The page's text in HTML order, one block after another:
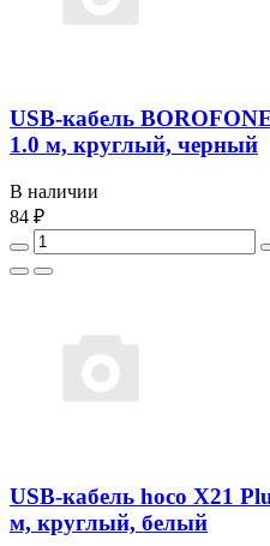
USB-кабель
1.0 м, круглый, черный
В наличии
84 ₽
USB-кабель hoco X21
м, круглый, белый